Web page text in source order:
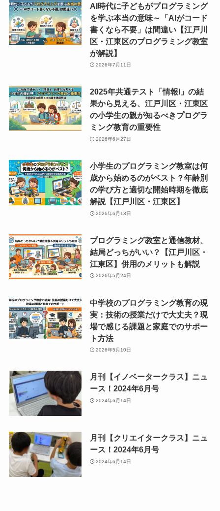
AI時代に子どもがプログラミング
を学ぶ本当の意味～「AIがコード
書くなら不要」は間違い【江戸川
区・江東区のプログラミング教室
が解説】
2026年7月11日
2025年共通テスト「情報I」の結
果から見える、江戸川区・江東区
の小学生の親が知るべきプログラ
ミング教育の重要性
2026年6月27日
小学生のプログラミング教室は何
歳から始めるのがベスト？年齢別
の学び方と適切な開始時期を徹底
解説【江戸川区・江東区】
2026年6月13日
プログラミング教室と通信教材、
結局どっちがいい？【江戸川区・
江東区】併用のメリットも解説
2026年5月24日
中学校のプログラミング教育の現
実：技術の授業だけで大丈夫？現
場で感じる課題と家庭でのサポー
ト方法
2026年5月10日
月刊【イノベータークラス】ニュ
ース！2024年6月号
2024年6月14日
月刊【クリエイタークラス】ニュ
ース！2024年6月号
2024年6月14日